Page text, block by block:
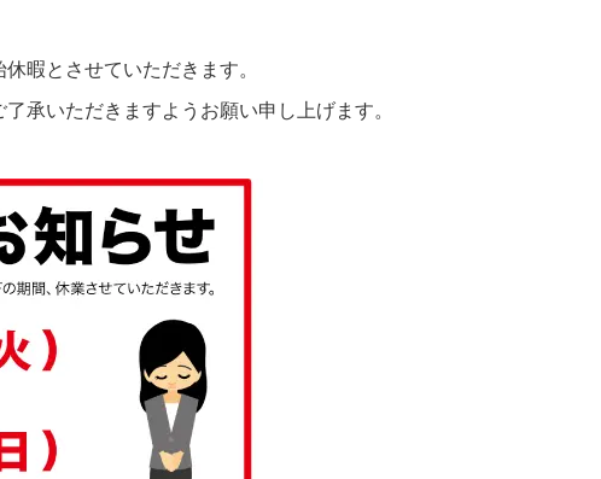
暇とさせていただきます。
承いただきますようお願い申し上げます。